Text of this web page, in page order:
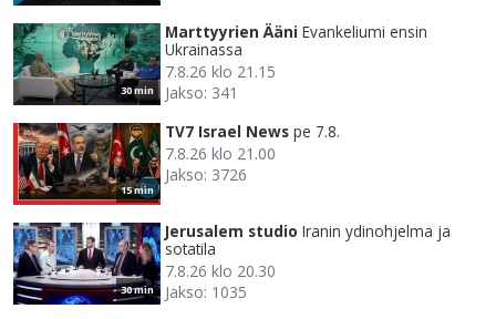
30 min
Marttyyrien Ääni Evankeliumi ensin
Ukrainassa
7.8.26 klo 21.15
Jakso: 341
15 min
TV7 Israel News pe 7.8.
7.8.26 klo 21.00
Jakso: 3726
30 min
Jerusalem studio Iranin ydinohjelma ja
sotatila
7.8.26 klo 20.30
Jakso: 1035